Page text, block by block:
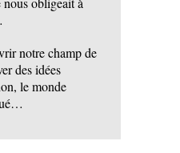
notre champ de
des idées
le monde